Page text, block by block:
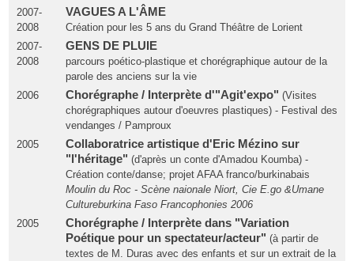
2007-
2008
VAGUES A L'ÂME
Création pour les 5 ans du Grand Théâtre de Lorient
2007-
2008
GENS DE PLUIE
parcours poético-plastique et chorégraphique autour de la
parole des anciens sur la vie
2006
Chorégraphe / Interprète d'"Agit'expo" (Visites
chorégraphiques autour d'oeuvres plastiques) - Festival des
vendanges / Pamproux
2005
Collaboratrice artistique d'Eric Mézino sur
"l'héritage" (d'après un conte d'Amadou Koumba) -
Création conte/danse; projet AFAA franco/burkinabais
Moulin du Roc - Scène naionale Niort, Cie E.go &Umane
Cultureburkina Faso Francophonies 2006
2005
Chorégraphe / Interprète dans "Variation
Poétique pour un spectateur/acteur" (à partir de
textes de M. Duras avec des enfants et sur un extrait de la